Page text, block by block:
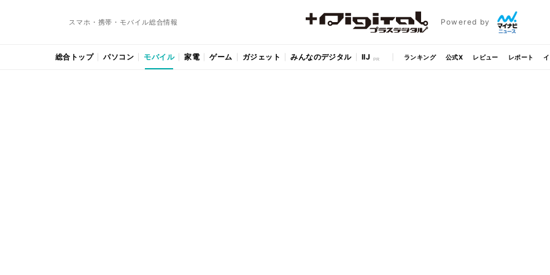
スマホ・携帯・モバイル総合情報 Powered by
総合トップ パソコン モバイル 家電 ゲーム ガジェット みんなのデジタル IIJ ランキング 公式X レビュー レポート